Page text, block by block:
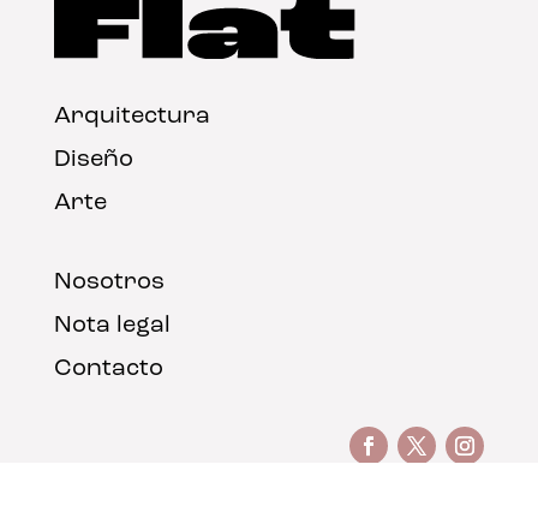
Arquitectura
Diseño
Arte
Nosotros
Nota legal
Contacto